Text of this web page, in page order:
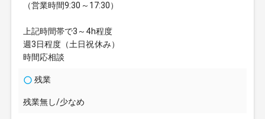
（営業時間9:30～17:30）
上記時間帯で3～4h程度
週3日程度（土日祝休み）
時間応相談
残業
残業無し/少なめ